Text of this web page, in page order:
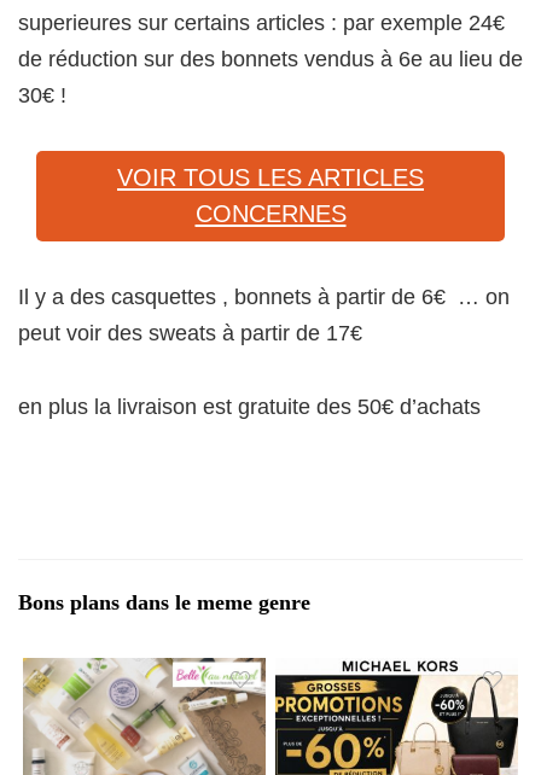
superieures sur certains articles : par exemple 24€
de réduction sur des bonnets vendus à 6e au lieu de
30€ !
VOIR TOUS LES ARTICLES
CONCERNES
Il y a des casquettes , bonnets à partir de 6€ … on
peut voir des sweats à partir de 17€
en plus la livraison est gratuite des 50€ d’achats
Bons plans dans le meme genre